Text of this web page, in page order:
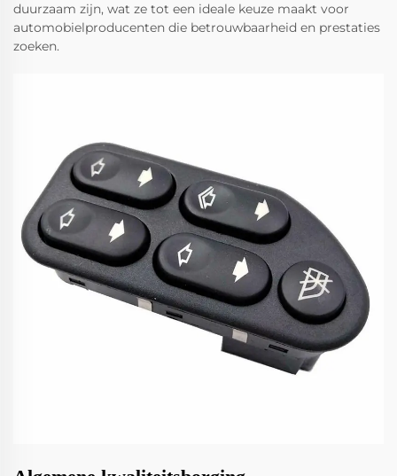
duurzaam zijn, wat ze tot een ideale keuze maakt voor
automobielproducenten die betrouwbaarheid en prestaties
zoeken.